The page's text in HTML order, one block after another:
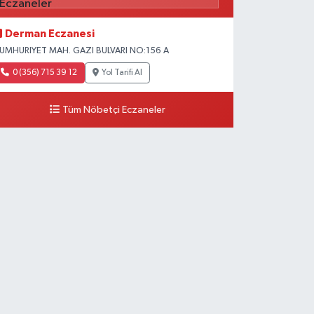
Derman Eczanesi
MAH. GAZI BULVARI NO:156 A
0 (356) 715 39 12 Yol Tarifi Al
Tüm Nöbetçi Eczaneler